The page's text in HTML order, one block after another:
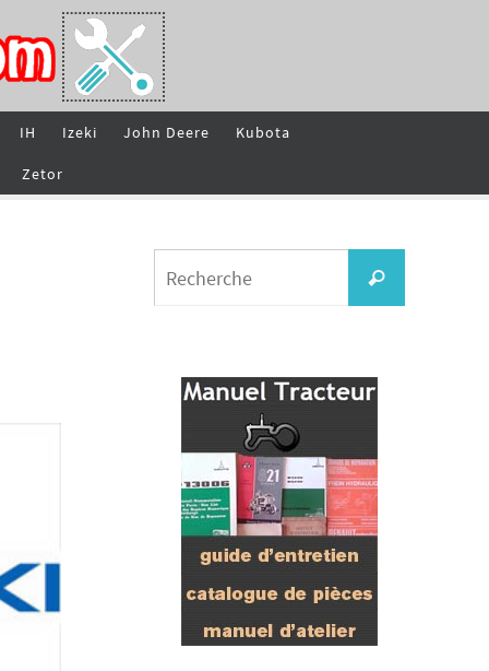
IH Izeki John Deere Kubota
Zetor
Recherche